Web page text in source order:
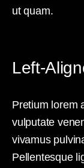
ut quam.
Left-
Pretium lorem
vulputate
vivamus
Pellentesque